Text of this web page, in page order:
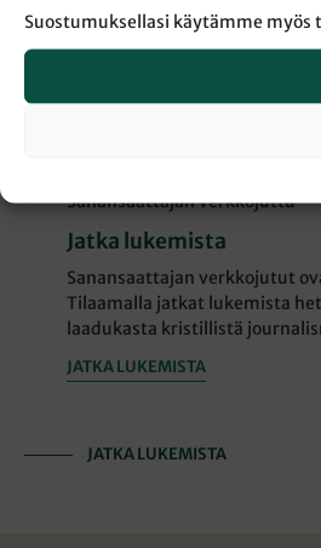
Suostumuksellasi käytämme
lain seuraamisesta ei ollut
asioita tapahtui hänelle siitä
ansiotaan vaan Jumalan
syyttivät Jobin
Sanansaattajan verkkojuttu
Jatka lukemista
Sanansaattajan verkkojutut
Tilaamalla jatkat lukemista
laadukasta kristillistä
JATKA LUKEMISTA
JATKA LUKEMISTA